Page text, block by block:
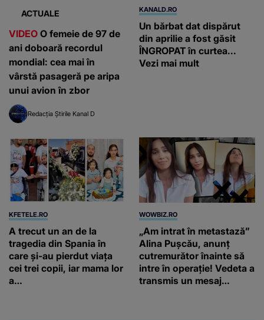
ACTUALE
VIDEO O femeie de 97 de
ani doboară recordul
mondial: cea mai în
vârstă pasageră pe aripa
unui avion în zbor
Redacția Știrile Kanal D
KANALD.RO
Un bărbat dat dispărut
din aprilie a fost găsit
ÎNGROPAT în curtea...
Vezi mai mult
KFETELE.RO
A trecut un an de la
tragedia din Spania în
care și-au pierdut viața
cei trei copii, iar mama lor
a…
WOWBIZ.RO
„Am intrat în metastază”
Alina Pușcău, anunț
cutremurător înainte să
intre în operație! Vedeta a
transmis un mesaj